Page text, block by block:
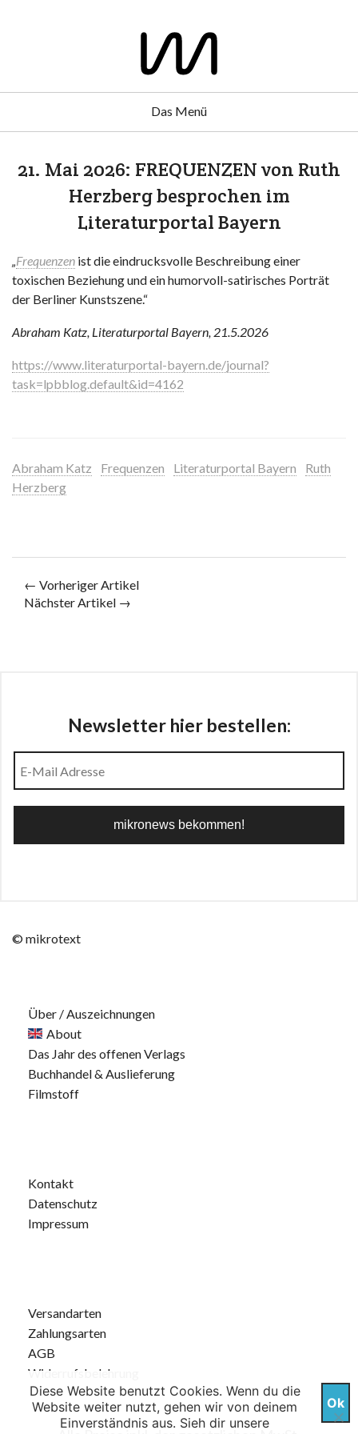
Das Menü
21. Mai 2026: FREQUENZEN von Ruth
Herzberg besprochen im
Literaturportal Bayern
„Frequenzen ist die eindrucksvolle Beschreibung einer
toxischen Beziehung und ein humorvoll-satirisches Porträt
der Berliner Kunstszene.“
Abraham Katz, Literaturportal Bayern, 21.5.2026
https://www.literaturportal-bayern.de/journal?
task=lpbblog.default&id=4162
Abraham Katz Frequenzen Literaturportal Bayern
Ruth
Herzberg
← Vorheriger Artikel
Nächster Artikel →
Newsletter hier bestellen:
© mikrotext
Über / Auszeichnungen
About
Das Jahr des offenen Verlags
Buchhandel & Auslieferung
Filmstoff
Kontakt
Datenschutz
Impressum
Versandarten
Zahlungsarten
AGB
Widerrufsbelehrung
Diese Website benutzt Cookies. Wenn du die
Website weiter nutzt, gehen wir von deinem
Einverständnis aus. Sieh dir unsere
Ok